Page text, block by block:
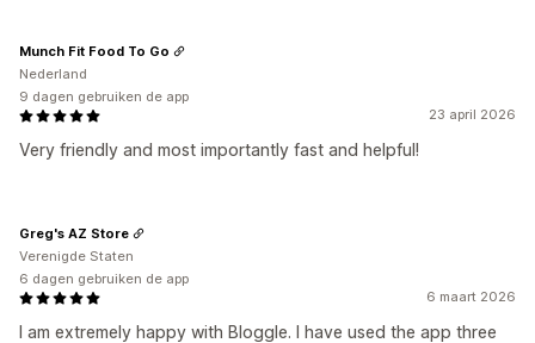
23 april 2026
Very friendly and most importantly fast and helpful!
Munch Fit Food To Go
Nederland
9 dagen gebruiken de app
6 maart 2026
I am extremely happy with Bloggle. I have used the app three
Greg's AZ Store
Verenigde Staten
6 dagen gebruiken de app